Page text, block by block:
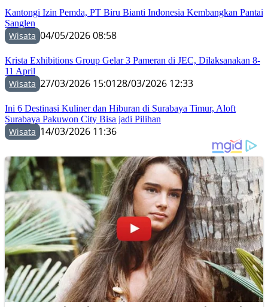
Kantongi Izin Pemda, PT Biru Bianti Indonesia Kembangkan Pantai
Sanglen
Wisata 04/05/2026 08:58
Krista Exhibitions Group Gelar 3 Pameran di JEC, Dilaksanakan 8-
11 April
Wisata 27/03/2026 15:0128/03/2026 12:33
Ini 6 Destinasi Kuliner dan Hiburan di Surabaya Timur, Aloft
Surabaya Pakuwon City Bisa jadi Pilihan
Wisata 14/03/2026 11:36